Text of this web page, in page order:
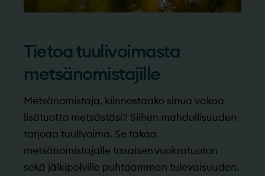
Tietoa tuulivoimasta
metsänomistajille
Metsänomistaja, kiinnostaako sinua vakaa
lisätuotto metsästäsi? Siihen mahdollisuuden
tarjoaa tuulivoima. Se takaa
metsänomistajalle tasaisen vuokratuoton
sekä jälkipolville puhtaamman tulevaisuuden.